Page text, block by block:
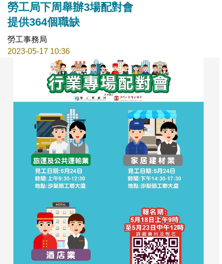
勞工局下周舉辦3場配對會
提供364個職缺
勞工事務局
2023-05-17 10:36